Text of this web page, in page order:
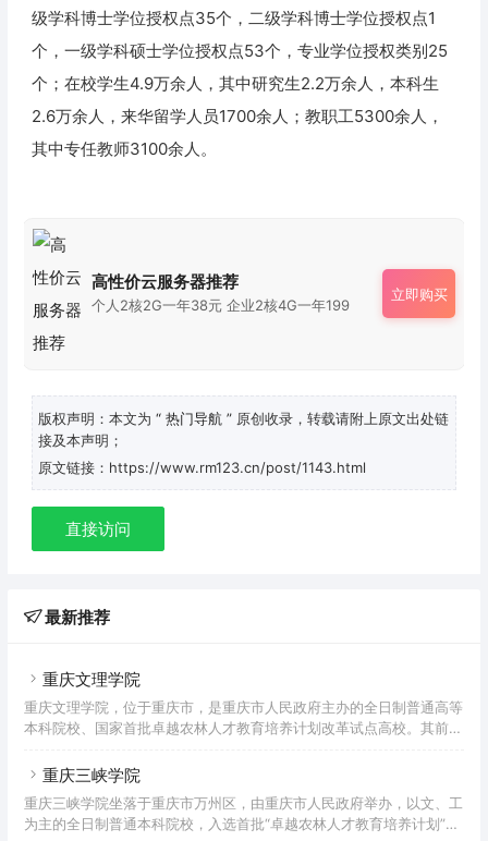
级学科博士学位授权点35个，二级学科博士学位授权点1
个，一级学科硕士学位授权点53个，专业学位授权类别25
个；在校学生4.9万余人，其中研究生2.2万余人，本科生
2.6万余人，来华留学人员1700余人；教职工5300余人，
其中专任教师3100余人。
高性价云服务器推荐
个人2核2G一年38元 企业2核4G一年199
立即购买
版权声明：本文为 “ 热门导航 ” 原创收录，转载请附上原文出处链
接及本声明；
原文链接：https://www.rm123.cn/post/1143.html
直接访问
最新推荐
重庆文理学院
重庆文理学院，位于重庆市，是重庆市人民政府主办的全日制普通高等
本科院校、国家首批卓越农林人才教育培养计划改革试点高校。其前身
2001年5月，两校合并组建为重庆渝西学院；2005年4月，学校更名为
区，校园占地面积1767亩，校舍建筑面积73万平方米，馆藏图书291.3
万册（含电子图书），教学科研仪器设备总值3.6亿元；设有19个二级
重庆三峡学院
重庆三峡学院坐落于重庆市万州区，由重庆市人民政府举办，以文、工
为主的全日制普通本科院校，入选首批“卓越农林人才教育培养计划”、